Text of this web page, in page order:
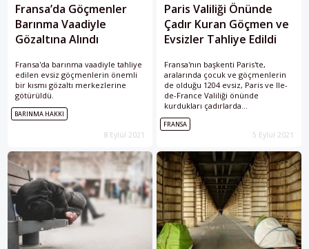
Fransa’da Göçmenler
Barınma Vaadiyle
Gözaltına Alındı
Fransa'da barınma vaadiyle tahliye
edilen evsiz göçmenlerin önemli
bir kısmı gözaltı merkezlerine
götürüldü.
BARINMA HAKKI
8 Eylül 2021
Paris Valiliği Önünde
Çadır Kuran Göçmen ve
Evsizler Tahliye Edildi
Fransa'nın başkenti Paris'te,
aralarında çocuk ve göçmenlerin
de olduğu 1204 evsiz, Paris ve Ile-
de-France Valiliği önünde
kurdukları çadırlarda
bekleyişlerinin 4'üncü gününde
geçici konaklama imkanı
sağlanmak üzere tahliye edildi.
FRANSA
5 Eylül 2021